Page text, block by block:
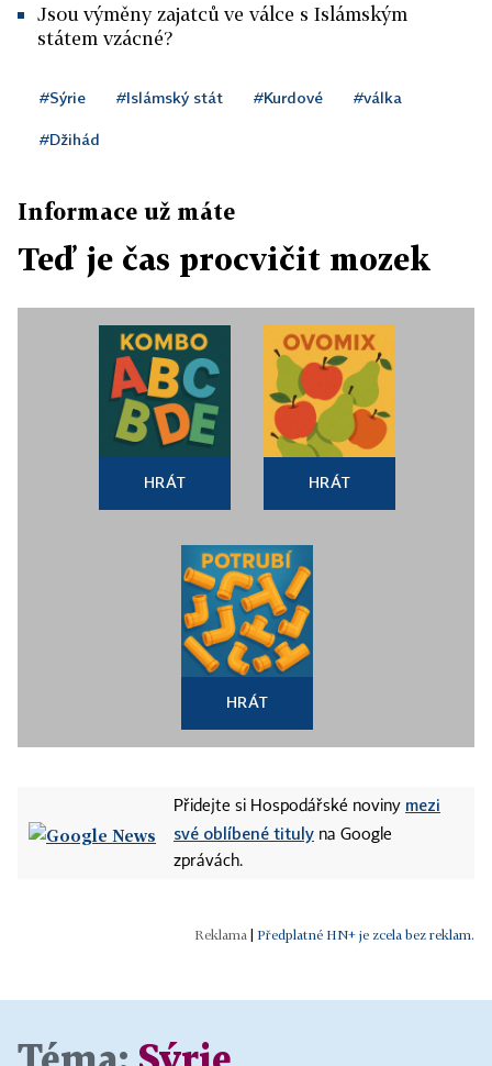
Jsou výměny zajatců ve válce s Islámským
státem vzácné?
#Sýrie #Islámský stát #Kurdové #válka
#Džihád
Informace už máte
Teď je čas procvičit mozek
HRÁT HRÁT
HRÁT
Přidejte si Hospodářské noviny mezi
své oblíbené tituly na Google
zprávách.
Předplatné HN+ je zcela bez reklam.